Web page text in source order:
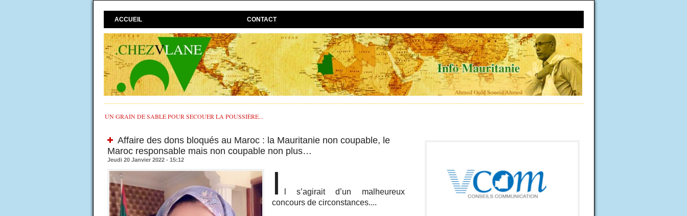
ACCUEIL CONTACT
UN GRAIN DE SABLE POUR SECOUER LA POUSSIÈRE...
Affaire des dons bloqués au Maroc : la Mauritanie non coupable, le
Maroc responsable mais non coupable non plus…
Jeudi 20 Janvier 2022 - 15:12
I
l s’agirait d’un malheureux
concours de circonstances....